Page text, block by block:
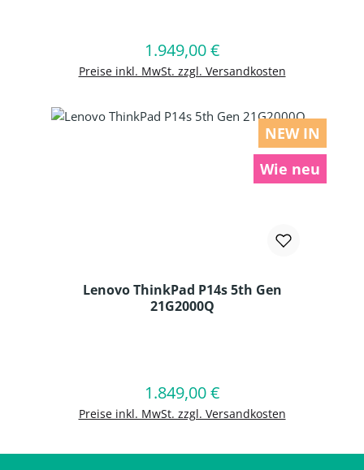
Regulärer Preis:
1.949,00 €
Preise inkl. MwSt. zzgl. Versandkosten
In den Warenkorb
NEW IN
Wie neu
Lenovo ThinkPad P14s 5th Gen
21G2000Q
Regulärer Preis:
1.849,00 €
Preise inkl. MwSt. zzgl. Versandkosten
In den Warenkorb